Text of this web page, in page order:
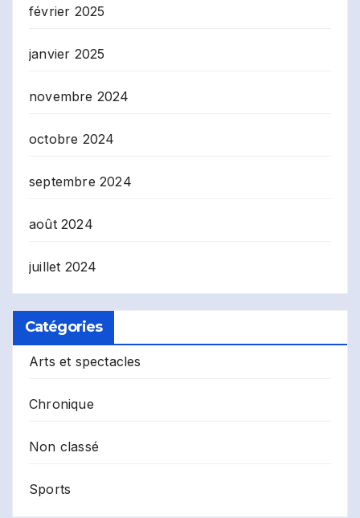
février 2025
janvier 2025
novembre 2024
octobre 2024
septembre 2024
août 2024
juillet 2024
Catégories
Arts et spectacles
Chronique
Non classé
Sports